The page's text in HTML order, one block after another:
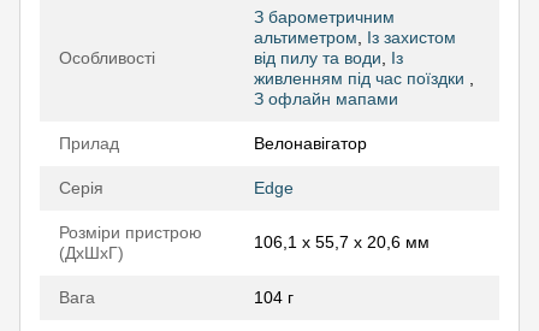
Особливості
З барометричним
альтиметром, Із захистом
від пилу та води, Із
живленням під час поїздки ,
З офлайн мапами
Прилад Велонавігатор
Серія Edge
Розміри пристрою
(ДхШхГ)
106,1 x 55,7 x 20,6 мм
Вага 104 г